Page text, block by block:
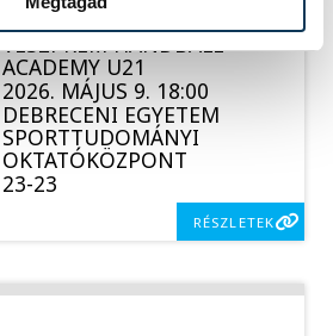
DEAC
VESZPRÉM HANDBALL
ACADEMY U21
2026. MÁJUS 9. 18:00
DEBRECENI EGYETEM
SPORTTUDOMÁNYI
OKTATÓKÖZPONT
23-23
RÉSZLETEK